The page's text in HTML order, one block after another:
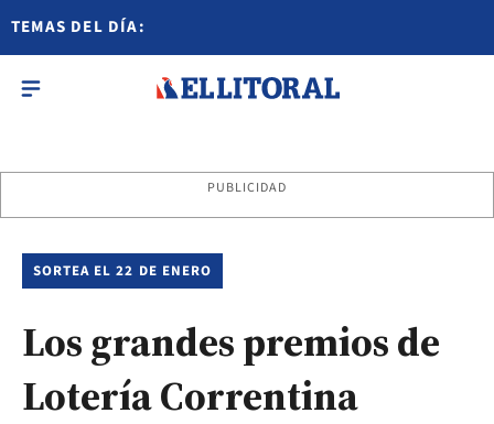
TEMAS DEL DÍA:
PUBLICIDAD
SORTEA EL 22 DE ENERO
Los grandes premios de
Lotería Correntina